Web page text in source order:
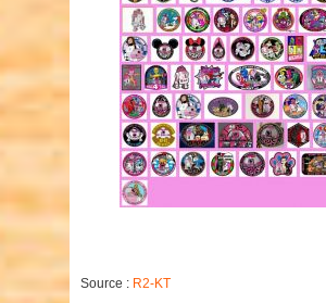
Source : R2-KT